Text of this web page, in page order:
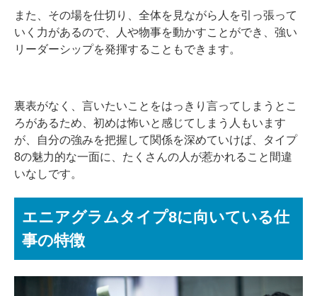
また、その場を仕切り、全体を見ながら人を引っ張って
いく力があるので、人や物事を動かすことができ、強い
リーダーシップを発揮することもできます。
裏表がなく、言いたいことをはっきり言ってしまうとこ
ろがあるため、初めは怖いと感じてしまう人もいます
が、自分の強みを把握して関係を深めていけば、タイプ
8の魅力的な一面に、たくさんの人が惹かれること間違
いなしです。
エニアグラムタイプ8に向いている仕
事の特徴